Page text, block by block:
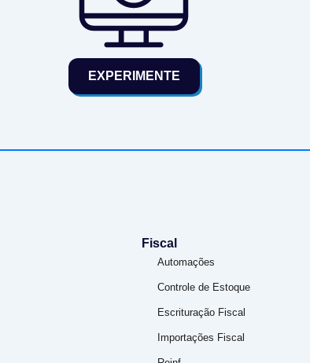
EXPERIMENTE
Fiscal
Automações
Controle de Estoque
Escrituração Fiscal
Importações Fiscal